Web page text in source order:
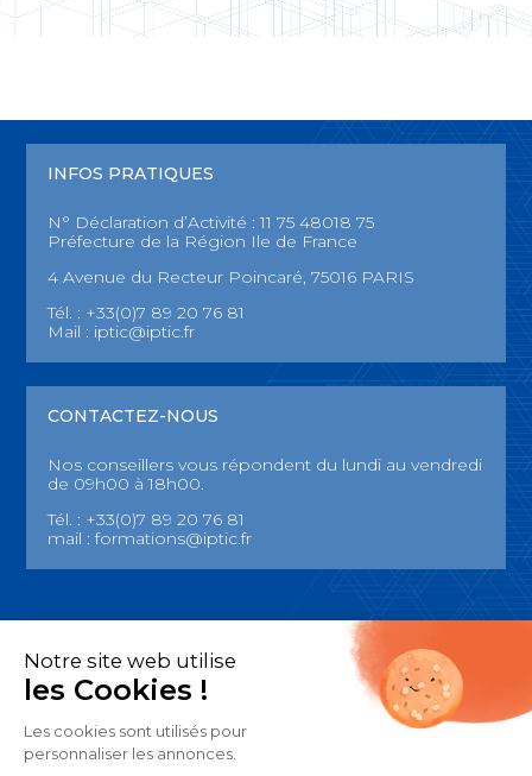
INFOS PRATIQUES
N° Déclaration d’Activité : 11 75 48018 75
Préfecture de la Région Ile de France
4 Avenue du Recteur Poincaré, 75016 PARIS
Tél. : +33(0)7 89 20 76 81
Mail : iptic@iptic.fr
CONTACTEZ-NOUS
Nos conseillers vous répondent du lundi au vendredi
de 09h00 à 18h00.
Tél. : +33(0)7 89 20 76 81
mail :formations@iptic.fr
Mentions légales
Date de de dernère mise à jour des mentions légales : 07/08/2024
Notre site web utilise
les Cookies !
Les cookies sont utilisés pour
personnaliser les annonces.